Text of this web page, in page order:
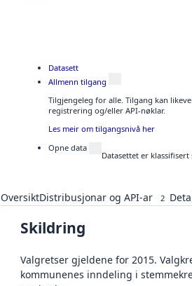
Datasett
Allmenn tilgang
Tilgjengeleg for alle. Tilgang kan
registrering og/eller API-nøklar.
Les meir om tilgangsnivå her
Opne data
Datasettet er
OversiktDistribusjonar og API-ar 2
Skildring
Valgretser gjeldene for 2015.
kommunenes inndeling i